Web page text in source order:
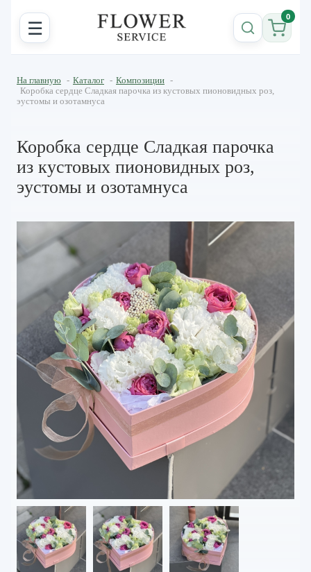
☰ 0
На главную - Каталог - Композиции -
Коробка сердце Сладкая парочка из кустовых пионовидных роз,
эустомы и озотамнуса
Коробка сердце Сладкая парочка
из кустовых пионовидных роз,
эустомы и озотамнуса